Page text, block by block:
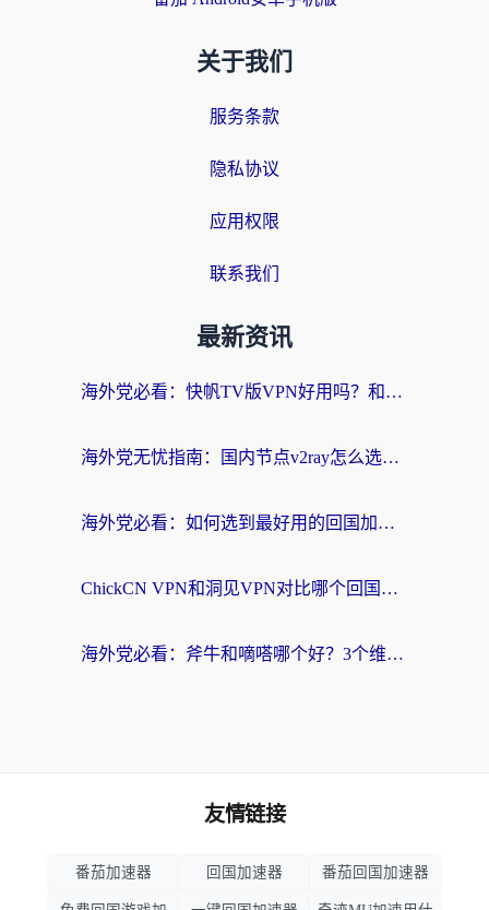
关于我们
服务条款
隐私协议
应用权限
联系我们
最新资讯
海外党必看：快帆TV版VPN好用吗？和快游VPN对比哪个回国效果更好？附实用避坑指南
海外党无忧指南：国内节点v2ray怎么选？一键回国VPN+多场景实测帮你避坑
海外党必看：如何选到最好用的回国加速器？从节点到售后的全维度指南
ChickCN VPN和洞见VPN对比哪个回国效果更好？海外党亲测3款加速器+避坑指南
海外党必看：斧牛和嘀嗒哪个好？3个维度教你选对回国加速器
友情链接
番茄加速器 回国加速器 番茄回国加速器